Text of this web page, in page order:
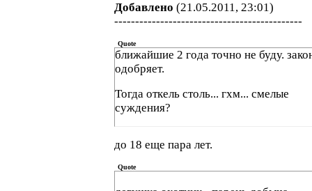
Добавлено (21.05.2011, 23:01)
---------------------------------------------
Quote
ближайшие 2 года точно не буду.
одобряет.
Тогда откель столь... гхм... смелые
суждения?
до 18 еще пара лет.
Quote